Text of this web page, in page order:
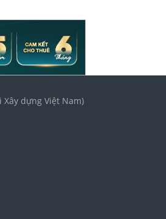
dựng Việt Nam)